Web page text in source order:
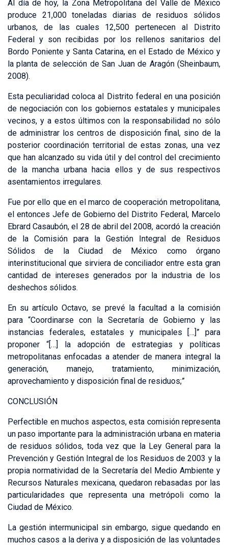
Al día de hoy, la Zona Metropolitana del Valle de México
produce 21,000 toneladas diarias de residuos sólidos
urbanos, de las cuales 12,500 pertenecen al Distrito
Federal y son recibidas por los rellenos sanitarios del
Bordo Poniente y Santa Catarina, en el Estado de México y
la planta de selección de San Juan de Aragón (Sheinbaum,
2008).
Esta peculiaridad coloca al Distrito federal en una posición
de negociación con los gobiernos estatales y municipales
vecinos, y a estos últimos con la responsabilidad no sólo
de administrar los centros de disposición final, sino de la
posterior coordinación territorial de estas zonas, una vez
que han alcanzado su vida útil y del control del crecimiento
de la mancha urbana hacia ellos y de sus respectivos
asentamientos irregulares.
Fue por ello que en el marco de cooperación metropolitana,
el entonces Jefe de Gobierno del Distrito Federal, Marcelo
Ebrard Casaubón, el 28 de abril del 2008, acordó la creación
de la Comisión para la Gestión Integral de Residuos
Sólidos de la Ciudad de México como órgano
interinstitucional que sirviera de conciliador entre esta gran
cantidad de intereses generados por la industria de los
deshechos sólidos.
En su artículo Octavo, se prevé la facultad a la comisión
para “Coordinarse con la Secretaría de Gobierno y las
instancias federales, estatales y municipales […]” para
proponer “[…] la adopción de estrategias y políticas
metropolitanas enfocadas a atender de manera integral la
generación, manejo, tratamiento, minimización,
aprovechamiento y disposición final de residuos;”
CONCLUSIÓN
Perfectible en muchos aspectos, esta comisión representa
un paso importante para la administración urbana en materia
de residuos sólidos, toda vez que la Ley General para la
Prevención y Gestión Integral de los Residuos de 2003 y la
propia normatividad de la Secretaría del Medio Ambiente y
Recursos Naturales mexicana, quedaron rebasadas por las
particularidades que representa una metrópoli como la
Ciudad de México.
La gestión intermunicipal sin embargo, sigue quedando en
muchos casos a la deriva y a disposición de las voluntades